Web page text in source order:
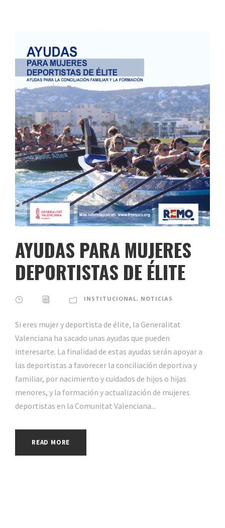
AYUDAS PARA MUJERES
DEPORTISTAS DE ÉLITE
INSTITUCIONAL, NOTICIAS
Si eres mujer y deportista de élite, la Generalitat
Valenciana ha sacado unas ayudas que pueden
interesarte. La finalidad de estas ayudas serán apoyar a
las deportistas a favorecer la conciliación deportiva y
familiar, por nacimiento y cuidados de hijos o hijas
menores, y la formación y actualización de mujeres
deportistas en la Comunitat Valenciana...
READ MORE